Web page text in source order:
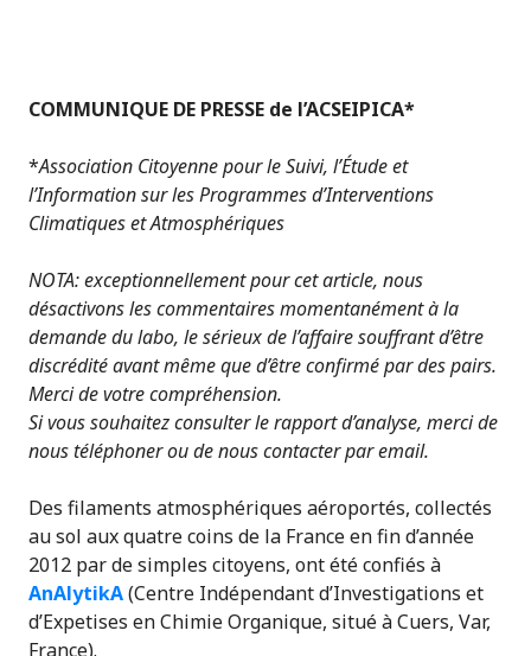
COMMUNIQUE DE PRESSE de l’ACSEIPICA*
*Association Citoyenne pour le Suivi, l’Étude et
l’Information sur les Programmes d’Interventions
Climatiques et Atmosphériques
NOTA: exceptionnellement pour cet article, nous
désactivons les commentaires momentanément à la
demande du labo, le sérieux de l’affaire souffrant d’être
discrédité avant même que d’être confirmé par des pairs.
Merci de votre compréhension.
Si vous souhaitez consulter le rapport d’analyse, merci de
nous téléphoner ou de nous contacter par email.
Des filaments atmosphériques aéroportés, collectés
au sol aux quatre coins de la France en fin d’année
2012 par de simples citoyens, ont été confiés à
AnAlytikA(Centre Indépendant d’Investigations et
d’Expetises en Chimie Organique, situé à Cuers, Var,
France).